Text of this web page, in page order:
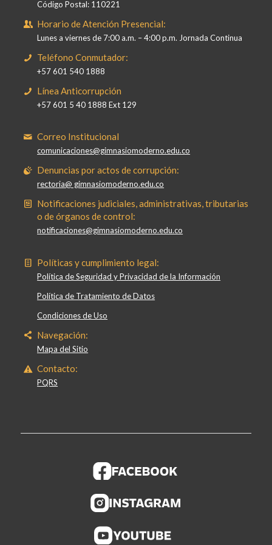
Código Postal: 110221
Horario de Atención Presencial:
Lunes a viernes de 7:00 a.m. – 4:00 p.m. Jornada Continua
Teléfono Conmutador:
+57 601 540 1888
Línea Anticorrupción
+57 601 5 40 1888 Ext 129
Correo Institucional
comunicaciones@gimnasiomoderno.edu.co
Denuncias por actos de corrupción:
rectoria@ gimnasiomoderno.edu.co
Notificaciones judiciales, administrativas, tributarias
o de órganos de control:
notificaciones@gimnasiomoderno.edu.co
Políticas y cumplimiento legal:
Política de Seguridad y Privacidad de la Información
Política de Tratamiento de Datos
Condiciones de Uso
Navegación:
Mapa del Sitio
Contacto:
PQRS